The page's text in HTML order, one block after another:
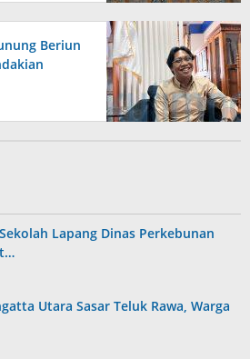
Beriun
Lapang Dinas Perkebunan
Utara Sasar Teluk Rawa, Warga